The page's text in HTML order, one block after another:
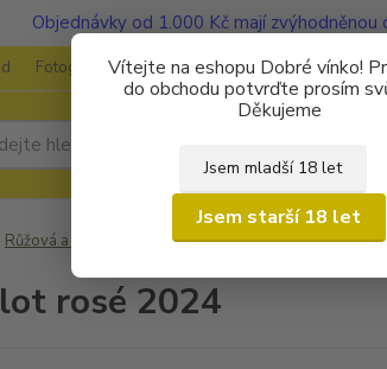
Objednávky od 1.000 Kč mají zvýhodněnou
Vítejte na eshopu Dobré vínko!
do obchodu potvrďte prosím
Děkujeme
Jsem mladší 18 let
Jsem starší 18 let
Fotogalerie Kontakty Ochrana soukromí
Růžová a speciální Merlot rosé 2024
rosé 2024